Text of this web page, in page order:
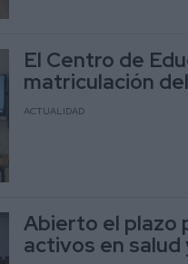
El Centro de
matriculación del
ACTUALIDAD
Abierto el plazo
activos en